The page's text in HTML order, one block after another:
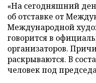
«На сегодняшний
об отставке от
Международной
говорится в
организаторов.
раскрываются. В
человек под